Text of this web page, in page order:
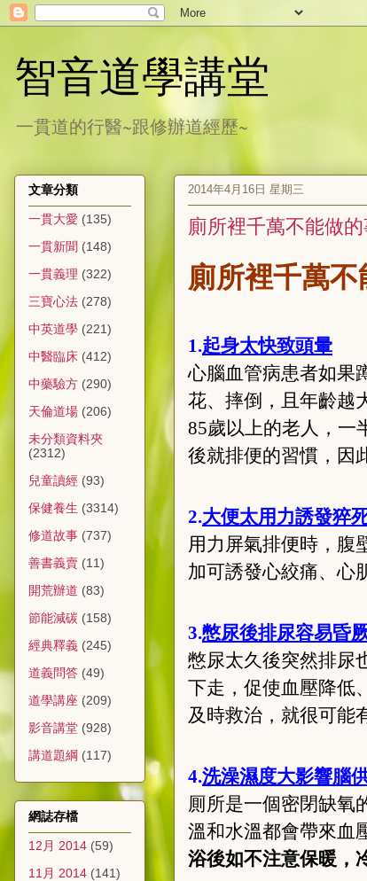
智音道學講堂
一貫道的行醫~跟修辦道經歷~
2014年4月16日 星期三
廁所裡千萬不能做
廁所裡千萬
1.起身太快致頭暈
心腦血管病患者如果
花、摔倒，且年齡越
85歲以上的老人，一
後就排便的習慣，因
2.大便太用力誘發猝
用力屏氣排便時，腹
加可誘發心絞痛、心
3.憋尿後排尿容易昏
憋尿太久後突然排尿
下走，促使血壓降低
及時救治，就很可能
4.洗澡濕度大影響腦
厠所是一個密閉缺氧
溫和水溫都會帶來血
浴後如不注意保暖，
文章分類
一貫大愛 (135)
一貫新聞 (148)
一貫義理 (322)
三寶心法 (278)
中英道學 (221)
中醫臨床 (412)
中藥驗方 (290)
天倫道場 (206)
未分類資料夾
(2312)
兒童讀經 (93)
保健養生 (3314)
修道故事 (737)
善書義賣 (11)
開荒辦道 (83)
節能減碳 (158)
經典釋義 (245)
道義問答 (49)
道學講座 (209)
影音講堂 (928)
講道題綱 (117)
網誌存檔
12月 2014 (59)
11月 2014 (141)